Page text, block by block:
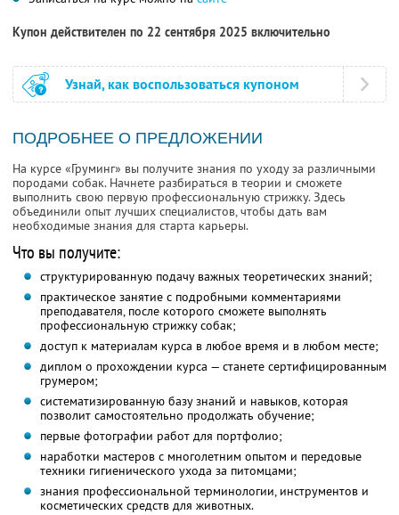
Купон действителен по 22 сентября 2025 включительно
Узнай, как воспользоваться купоном
ПОДРОБНЕЕ О ПРЕДЛОЖЕНИИ
На курсе «Груминг» вы получите знания по уходу за различными
породами собак. Начнете разбираться в теории и сможете
выполнить свою первую профессиональную стрижку. Здесь
объединили опыт лучших специалистов, чтобы дать вам
необходимые знания для старта карьеры.
Что вы получите:
структурированную подачу важных теоретических знаний;
практическое занятие с подробными комментариями
преподавателя, после которого сможете выполнять
профессиональную стрижку собак;
доступ к материалам курса в любое время и в любом месте;
диплом о прохождении курса — станете сертифицированным
грумером;
систематизированную базу знаний и навыков, которая
позволит самостоятельно продолжать обучение;
первые фотографии работ для портфолио;
наработки мастеров с многолетним опытом и передовые
техники гигиенического ухода за питомцами;
знания профессиональной терминологии, инструментов и
косметических средств для животных.